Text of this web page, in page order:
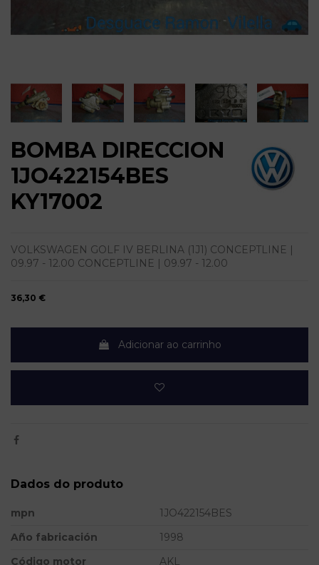
BOMBA DIRECCION
1JO422154BES
KY17002
VOLKSWAGEN GOLF IV BERLINA (1J1) CONCEPTLINE |
09.97 - 12.00 CONCEPTLINE | 09.97 - 12.00
36,30 €
Adicionar ao carrinho
Dados do produto
mpn
1JO422154BES
Año fabricación
1998
Código motor
AKL